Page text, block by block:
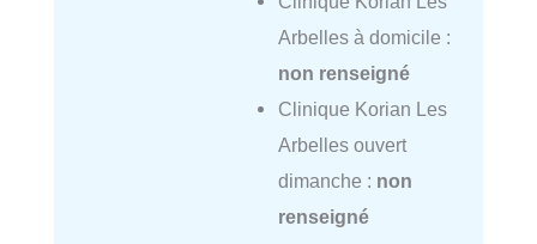
Arbelles à domicile :
non renseigné
Clinique Korian Les
Arbelles ouvert
dimanche : non
renseigné